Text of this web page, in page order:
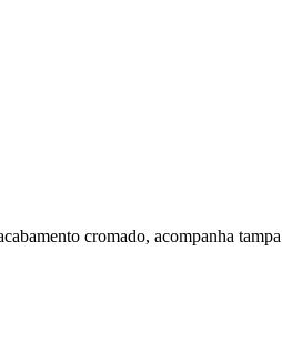
cromado, acompanha